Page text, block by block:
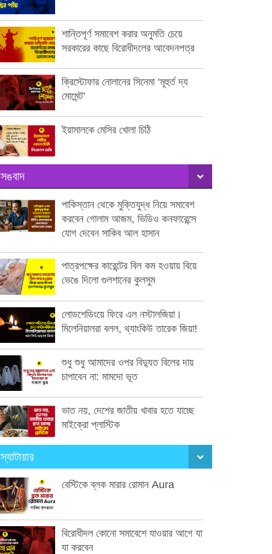
শান্তিপূর্ণ সমাবেশ করার অনুমতি চেয়ে
সরকারের কাছে বিরোধীদলের আবেদনপত্র
ক্রিস্টোফার নোলানের সিনেমা ‘মূহুর্ত দ্য
মোমেন্ট’
ইয়ামালকে মেসির খোলা চিঠি
সঙবাদ
পাকিস্তান থেকে মুক্তিযুদ্ধ নিয়ে সমাবেশ
করবেন গোলাম আজম, ভিডিও কনফারেন্সে
যোগ দেবেন সাকিব আল হাসান
পাত্রপক্ষের কারেন্টের বিল কম হওয়ায় বিয়ে
ভেঙে দিলো গুলশানের কুলসুম
লোডশেডিংয়ে ফিরে এল নস্টালজিয়া।
মিলেনিয়ালরা বলল, থ্যাংকিউ তারেক জিয়া!
শুধু শুধু আমাদের ওপর বিদ্যুত বিলের দায়
চাপাবেন না: মামদো ভূত
ভাত নয়, দেশের জাতীয় খাবার হতে যাচ্ছে
মাইক্রো প্লাস্টিক
স্যাটায়ার
বেস্টিকে ব্লক মারার রোমান Aura
বিরোধীদল কোনো সমাবেশে যাওয়ার আগে যা
যা করবেন